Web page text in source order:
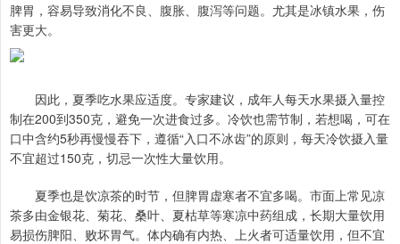
脾胃，容易导致消化不良、腹胀、腹泻等问题。尤其是冰镇水果，伤
害更大。
因此，夏季吃水果应适度。专家建议，成年人每天水果摄入量控
制在200到350克，避免一次进食过多。冷饮也需节制，若想喝，可在
口中含约5秒再慢慢吞下，遵循“入口不冰齿”的原则，每天冷饮摄入量
不宜超过150克，切忌一次性大量饮用。
夏季也是饮凉茶的时节，但脾胃虚寒者不宜多喝。市面上常见凉
茶多由金银花、菊花、桑叶、夏枯草等寒凉中药组成，长期大量饮用
易损伤脾阳、败坏胃气。体内确有内热、上火者可适量饮用，但不宜